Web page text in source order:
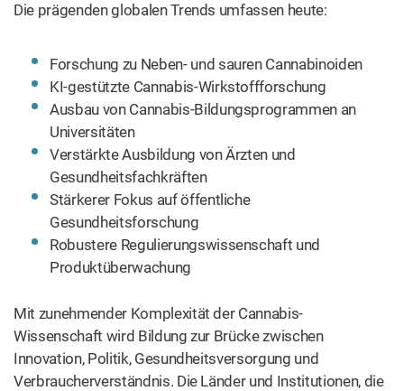
Die prägenden globalen Trends umfassen heute:
Forschung zu Neben- und sauren Cannabinoiden
KI-gestützte Cannabis-Wirkstoffforschung
Ausbau von Cannabis-Bildungsprogrammen an
Universitäten
Verstärkte Ausbildung von Ärzten und
Gesundheitsfachkräften
Stärkerer Fokus auf öffentliche
Gesundheitsforschung
Robustere Regulierungswissenschaft und
Produktüberwachung
Mit zunehmender Komplexität der Cannabis-
Wissenschaft wird Bildung zur Brücke zwischen
Innovation, Politik, Gesundheitsversorgung und
Verbraucherverständnis. Die Länder und Institutionen, die